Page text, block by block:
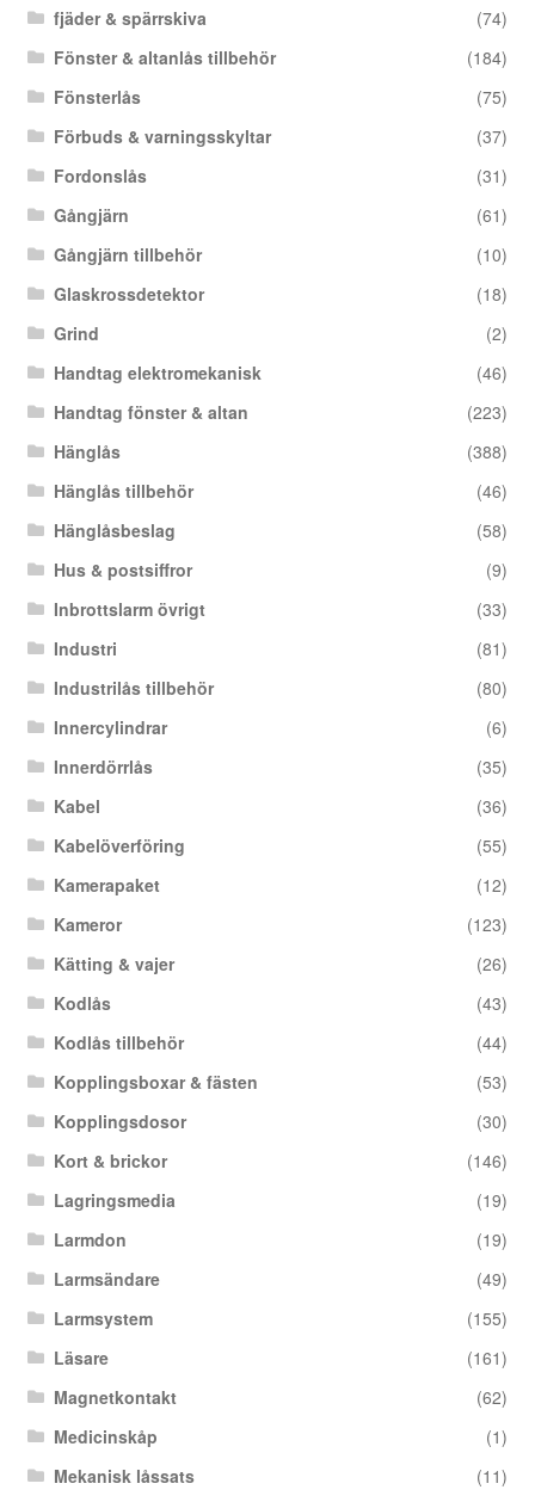
fjäder & spärrskiva
(74)
Fönster & altanlås tillbehör
(184)
Fönsterlås
(75)
Förbuds & varningsskyltar
(37)
Fordonslås
(31)
Gångjärn
(61)
Gångjärn tillbehör
(10)
Glaskrossdetektor
(18)
Grind
(2)
Handtag elektromekanisk
(46)
Handtag fönster & altan
(223)
Hänglås
(388)
Hänglås tillbehör
(46)
Hänglåsbeslag
(58)
Hus & postsiffror
(9)
Inbrottslarm övrigt
(33)
Industri
(81)
Industrilås tillbehör
(80)
Innercylindrar
(6)
Innerdörrlås
(35)
Kabel
(36)
Kabelöverföring
(55)
Kamerapaket
(12)
Kameror
(123)
Kätting & vajer
(26)
Kodlås
(43)
Kodlås tillbehör
(44)
Kopplingsboxar & fästen
(53)
Kopplingsdosor
(30)
Kort & brickor
(146)
Lagringsmedia
(19)
Larmdon
(19)
Larmsändare
(49)
Larmsystem
(155)
Läsare
(161)
Magnetkontakt
(62)
Medicinskåp
(1)
Mekanisk låssats
(11)